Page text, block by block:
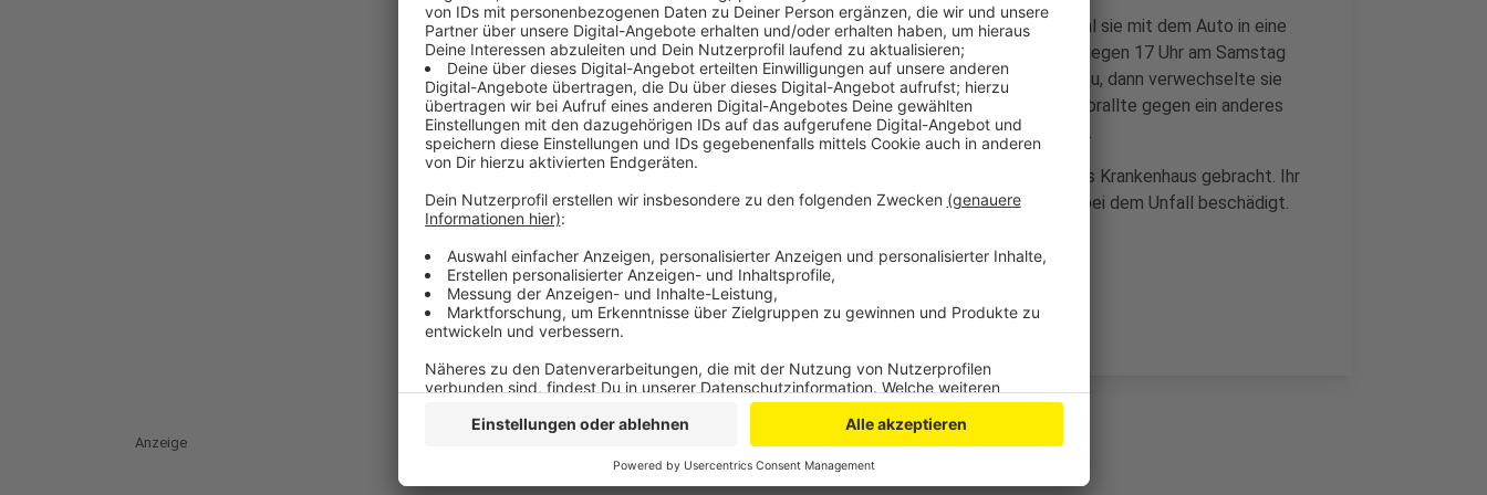
Sie wurde dabei aber zum Glück nur leicht verletzt und das obwohl sie mit dem Auto in eine
Hauswand gefahren ist. Wie die Polizei mitteilte, wollte die Frau gegen 17 Uhr am Samstag
ihren Wagen parken. Deshalb fuhr sie vorwärts auf die Parklücke zu, dann verwechselte sie
offenbar die Pedale und der Wagen fuhr an der Parklücke vorbei, prallte gegen ein anderes
Auto und dann gegen die Hauswand. Dort bleib der Wagen stehen.
Die 83-Jährige wurde anschließend zur ambulanten Behandlung ins Krankenhaus gebracht. Ihr
Auto war ein Totalschaden und auch der geparkte Wagen wurde bei dem Unfall beschädigt.
Anzeige
Anzeige